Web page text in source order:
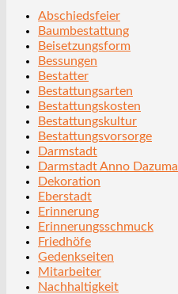
Abschiedsfeier
Baumbestattung
Beisetzungsform
Bessungen
Bestatter
Bestattungsarten
Bestattungskosten
Bestattungskultur
Bestattungsvorsorge
Darmstadt
Darmstadt Anno Dazumal
Dekoration
Eberstadt
Erinnerung
Erinnerungsschmuck
Friedhöfe
Gedenkseiten
Mitarbeiter
Nachhaltigkeit